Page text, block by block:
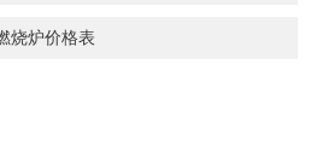
烧炉价格表